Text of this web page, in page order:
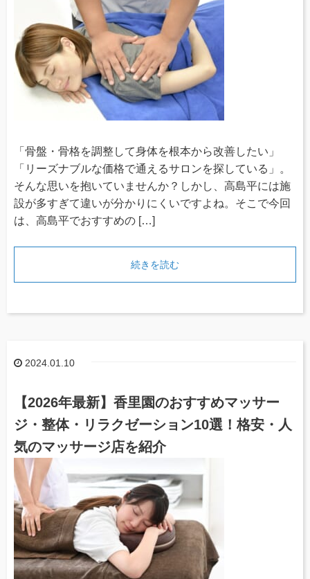
「骨盤・骨格を調整して身体を根本から改善したい」
「リーズナブルな価格で通えるサロンを探している」。
そんな思いを抱いていませんか？しかし、高島平には施
設が多すぎて違いが分かりにくいですよね。そこで今回
は、高島平でおすすめの […]
続きを読む
2024.01.10
【2026年最新】香里園のおすすめマッサー
ジ・整体・リラクゼーション10選！格安・人
気のマッサージ店を紹介